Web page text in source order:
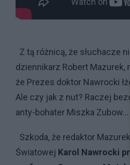
Z tą różnicą, że słuchacze
dziennikarz Robert Mazurek,
że Prezes doktor Nawrocki
Ale czy jak z nut? Raczej
anty-bohater Miszka Zubow...
Szkoda, że redaktor
Światowej Karol Nawrocki